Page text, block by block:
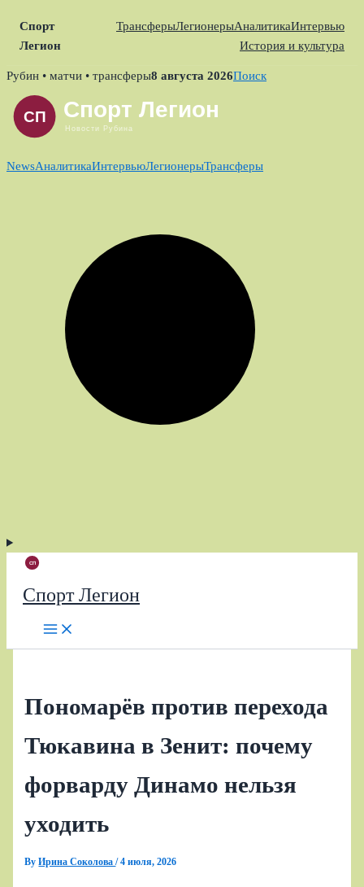
Спорт
Легион
ТрансферыЛегионерыАналитикаИнтервью
История и культура
Skip
content
Рубин • матчи • трансферы8 августа 2026Поиск
NewsАналитикаИнтервьюЛегионерыТрансферы
Спорт Легион
Пономарёв против перехода
Тюкавина в Зенит: почему
форварду Динамо нельзя
уходить
ByИрина Соколова/4 июля, 2026